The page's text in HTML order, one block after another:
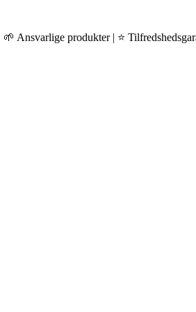
Ansvarlige produkter | ⭐️